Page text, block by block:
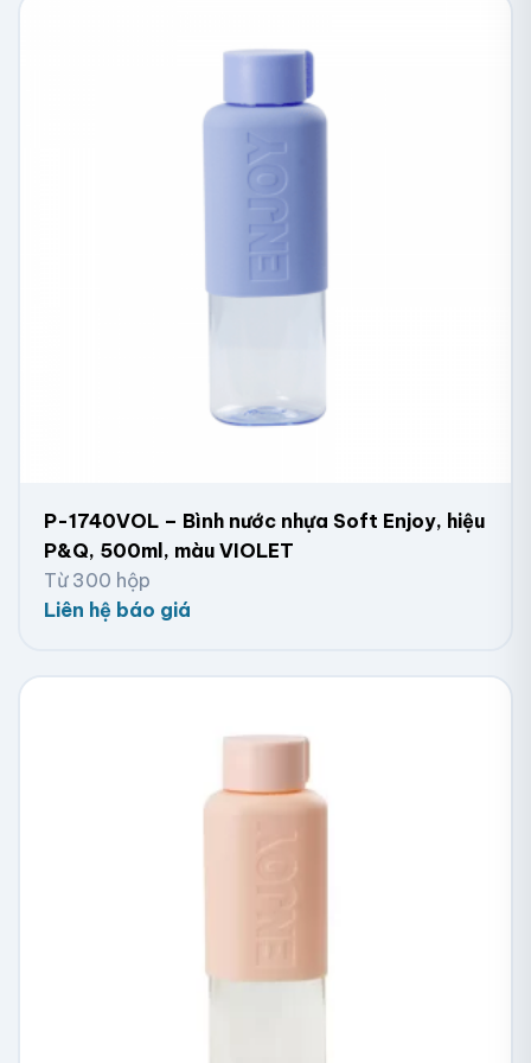
P-1740VOL – Bình nước nhựa Soft Enjoy, hiệu
P&Q, 500ml, màu VIOLET
Từ 300 hộp
Liên hệ báo giá